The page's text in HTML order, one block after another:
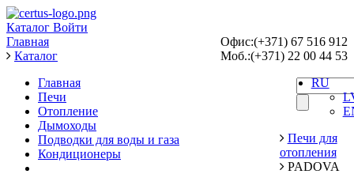
Каталог Войти
Офис:(+371) 67 516 912
Моб.:(+371) 22 00 44 53
Главная
Печи
Отопление
Дымоходы
Подводки для воды и газа
Кондиционеры
RU
Главная
Каталог
Печи для
отопления
PADOVA